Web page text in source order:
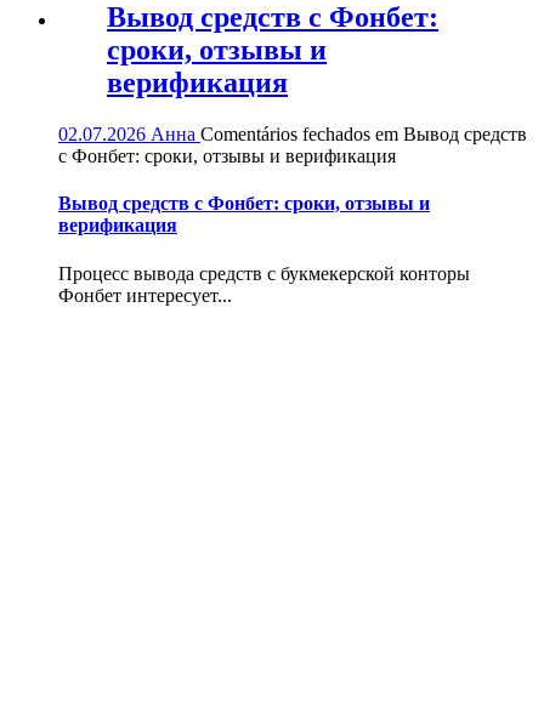
Вывод средств с Фонбет:
сроки, отзывы и
верификация
02.07.2026 Анна Comentários fechados em Вывод средств
с Фонбет: сроки, отзывы и верификация
Вывод средств с Фонбет: сроки, отзывы и
верификация
Процесс вывода средств с букмекерской конторы
Фонбет интересует...